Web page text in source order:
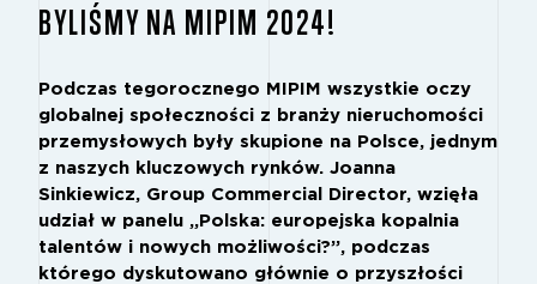
BYLIŚMY NA MIPIM 2024!
Podczas tegorocznego MIPIM wszystkie oczy
globalnej społeczności z branży nieruchomości
przemysłowych były skupione na Polsce, jednym
z naszych kluczowych rynków. Joanna
Sinkiewicz, Group Commercial Director, wzięła
udział w panelu „Polska: europejska kopalnia
talentów i nowych możliwości?”, podczas
którego dyskutowano głównie o przyszłości